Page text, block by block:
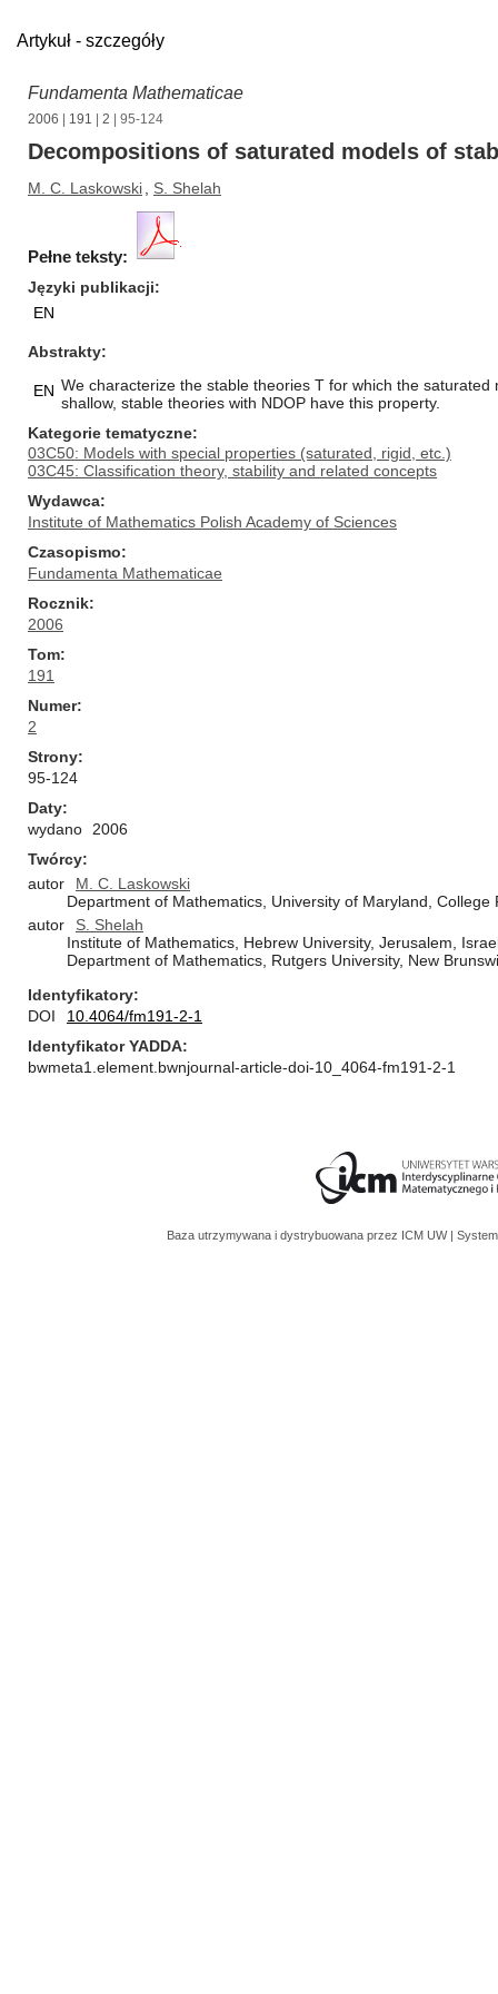
Artykuł - szczegóły
Fundamenta Mathematicae
2006 191 2 | 95-124
Decompositions of saturated models of
M. C. Laskowski S. Shelah
Pełne teksty:
Języki publikacji
EN
Abstrakty
EN We characterize the stable theories T for which the
shallow, stable theories with NDOP have this property.
Kategorie tematyczne
03C50: Models with special properties (saturated, rigid, etc.)
03C45: Classification theory, stability and related concepts
Wydawca
Institute of Mathematics Polish Academy of Sciences
Czasopismo
Fundamenta Mathematicae
Rocznik
2006
Tom
191
Numer
2
Strony
95-124
Daty
wydano
2006
Twórcy
autor
M. C. Laskowski
Department of Mathematics, University of Maryland, College
autor
S. Shelah
Institute of Mathematics, Hebrew University, Jerusalem,
Department of Mathematics, Rutgers University, New
Identyfikatory
DOI
10.4064/fm191-2-1
Identyfikator YADDA
bwmeta1.element.bwnjournal-article-doi-10_4064-fm191-2-1
Baza utrzymywana i dystrybuowana przez ICM UW |